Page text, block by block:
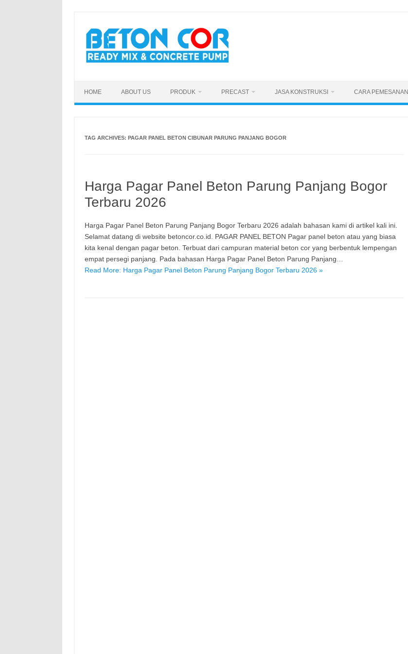
content
HOME ABOUT US PRODUK PRECAST JASA KONSTRUKSI CARA PEMESANAN
TAG ARCHIVES: PAGAR PANEL BETON CIBUNAR PARUNG PANJANG BOGOR
Harga Pagar Panel Beton Parung Panjang Bogor
Terbaru 2026
Harga Pagar Panel Beton Parung Panjang Bogor Terbaru 2026 adalah bahasan kami di artikel kali ini.
Selamat datang di website betoncor.co.id. PAGAR PANEL BETON Pagar panel beton atau yang biasa
kita kenal dengan pagar beton. Terbuat dari campuran material beton cor yang berbentuk lempengan
empat persegi panjang. Pada bahasan Harga Pagar Panel Beton Parung Panjang…
Read More: Harga Pagar Panel Beton Parung Panjang Bogor Terbaru 2026 »